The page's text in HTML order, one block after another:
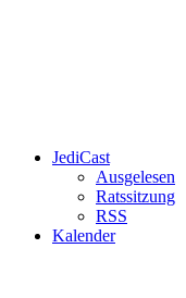
JediCast
Ausgelesen
Ratssitzung
RSS
Kalender